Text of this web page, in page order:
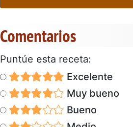
Comentarios
Puntúe esta receta:
Excelente
Muy bueno
Bueno